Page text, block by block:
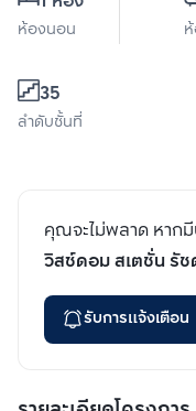
ห้องนอน
35
ลำดับชั้นที่
คุณจะไม่พลาด หากมี
วิสซ์ดอม สเตชั่น รัช
รับการแจ้งเตือน